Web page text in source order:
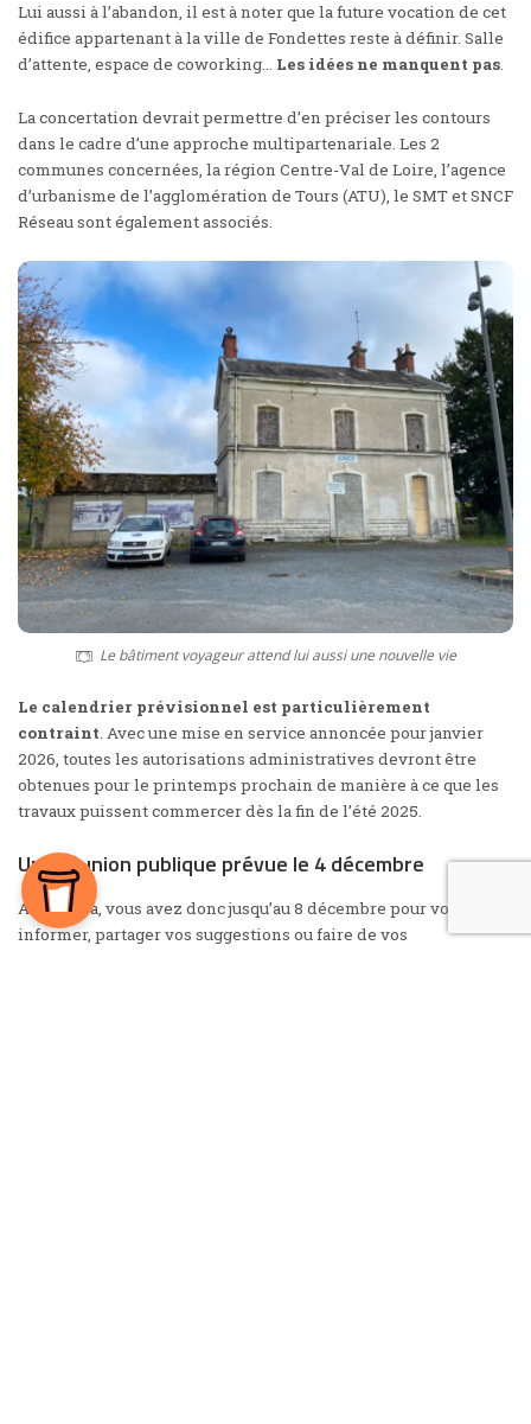
Lui aussi à l’abandon, il est à noter que la future vocation de cet
édifice appartenant à la ville de Fondettes reste à définir. Salle
d’attente, espace de coworking… Les idées ne manquent pas.
La concertation devrait permettre d’en préciser les contours
dans le cadre d’une approche multipartenariale. Les 2
communes concernées, la région Centre-Val de Loire, l’agence
d’urbanisme de l’agglomération de Tours (ATU), le SMT et SNCF
Réseau sont également associés.
Le bâtiment voyageur attend lui aussi une nouvelle vie
Le calendrier prévisionnel est particulièrement
contraint. Avec une mise en service annoncée pour janvier
2026, toutes les autorisations administratives devront être
obtenues pour le printemps prochain de manière à ce que les
travaux puissent commercer dès la fin de l’été 2025.
Une réunion publique prévue le 4 décembre
Avant cela, vous avez donc jusqu’au 8 décembre pour vous
informer, partager vos suggestions ou faire de vos